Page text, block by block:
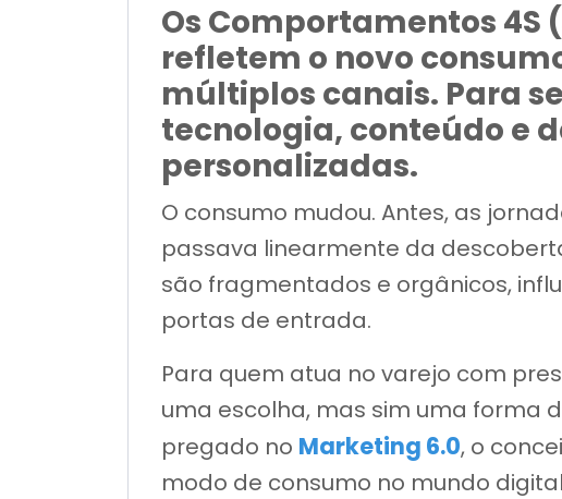
Os Comportamentos
refletem o novo
múltiplos canais. Para
tecnologia, conteúdo e
personalizadas.
O consumo mudou. Antes, as
passava linearmente da
são fragmentados e orgânicos,
portas de entrada.
Para quem atua no varejo com
uma escolha, mas sim uma forma
pregado no Marketing 6.0, o
modo de consumo no mundo